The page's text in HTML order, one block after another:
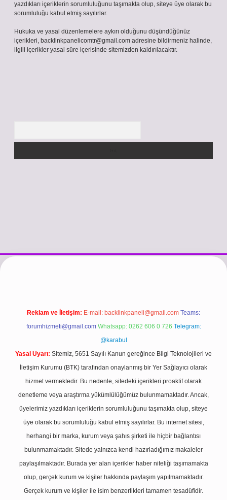
yazdıkları içeriklerin sorumluluğunu taşımakta olup, siteye üye olarak bu
sorumluluğu kabul etmiş sayılırlar.
Hukuka ve yasal düzenlemelere aykırı olduğunu düşündüğünüz
içerikleri, backlinkpanelicomtr@gmail.com adresine bildirmeniz halinde,
ilgili içerikler yasal süre içerisinde sitemizden kaldırılacaktır.
www.betexper.xyz/betci.cobetci girişhiltonbet güncel giriş
Reklam ve İletişim: E-mail: backlinkpaneli@gmail.com Teams:
forumhizmeti@gmail.com Whatsapp: 0262 606 0 726 Telegram:
@karabul
Yasal Uyarı: Sitemiz, 5651 Sayılı Kanun gereğince Bilgi Teknolojileri ve
İletişim Kurumu (BTK) tarafından onaylanmış bir Yer Sağlayıcı olarak
hizmet vermektedir. Bu nedenle, sitedeki içerikleri proaktif olarak
denetleme veya araştırma yükümlülüğümüz bulunmamaktadır. Ancak,
üyelerimiz yazdıkları içeriklerin sorumluluğunu taşımakta olup, siteye
üye olarak bu sorumluluğu kabul etmiş sayılırlar. Bu internet sitesi,
herhangi bir marka, kurum veya şahıs şirketi ile hiçbir bağlantısı
bulunmamaktadır. Sitede yalnızca kendi hazırladığımız makaleler
paylaşılmaktadır. Burada yer alan içerikler haber niteliği taşımamakta
olup, gerçek kurum ve kişiler hakkında paylaşım yapılmamaktadır.
Gerçek kurum ve kişiler ile isim benzerlikleri tamamen tesadüfidir.